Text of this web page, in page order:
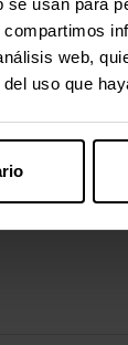
usan para
web,
uso que